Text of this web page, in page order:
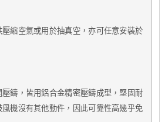
縮空氣或用於抽真空，亦可任意安裝於
鑄，皆用鋁合金精密壓鑄成型，堅固耐
機沒有其他動件，因此可靠性高幾乎免